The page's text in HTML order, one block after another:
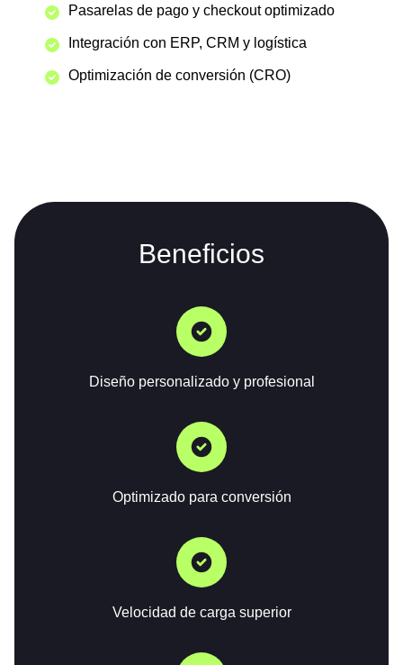
Pasarelas de pago y checkout optimizado
Integración con ERP, CRM y logística
Optimización de conversión (CRO)
Beneficios
Diseño personalizado y profesional
Optimizado para conversión
Velocidad de carga superior